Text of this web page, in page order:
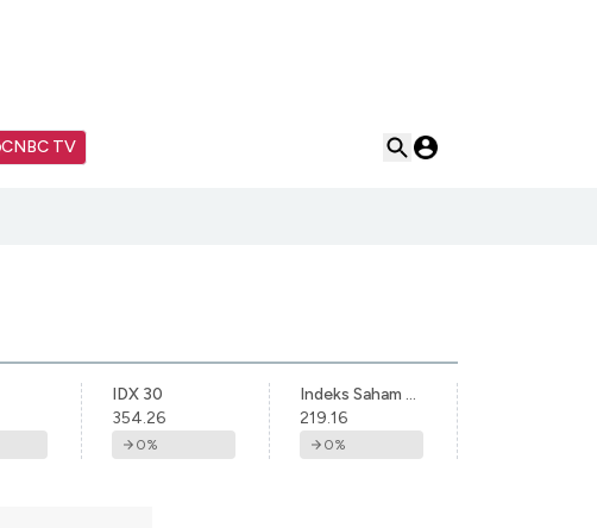
CNBC TV
IDX 30
354.26
0%
Indeks Saham Syariah Indonesia
219.16
0%